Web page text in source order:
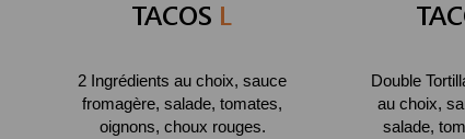
TACOS L
2 Ingrédients au choix, sauce
fromagère, salade, tomates,
oignons, choux rouges.
Double
au choix,
salade,